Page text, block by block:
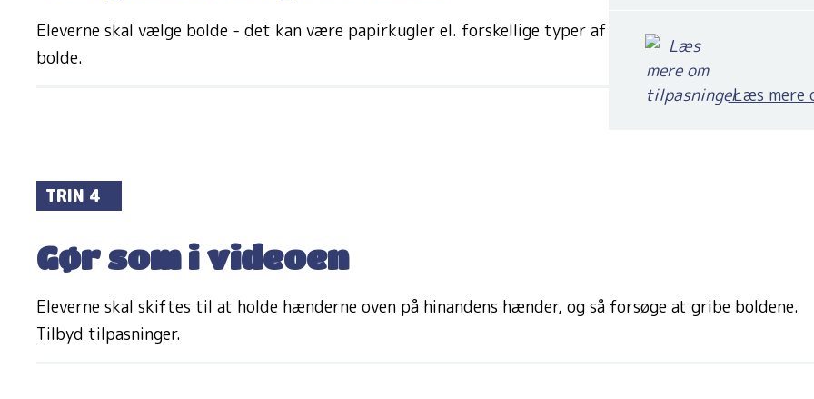
Læs mere
Eleverne skal vælge bolde - det kan være papirkugler el. forskellige typer af
bolde.
TRIN 4
Gør som i videoen
Eleverne skal skiftes til at holde hænderne oven på hinandens hænder, og så forsøge at gribe boldene.
Tilbyd tilpasninger.